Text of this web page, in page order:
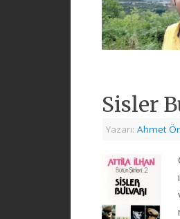
Sisler
Yazarı: Ahmet